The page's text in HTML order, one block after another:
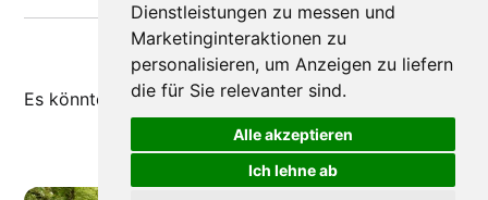
Dienstleistungen zu messen und
Marketinginteraktionen zu
personalisieren, um Anzeigen zu liefern
die für Sie relevanter sind.
Alle akzeptieren
Ich lehne ab
Es könnte dir auch gefallen